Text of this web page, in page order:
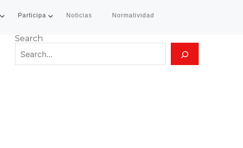
Participa Noticias Normatividad
Search